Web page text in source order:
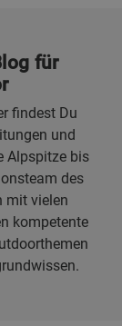
für
findest Du
und
Alpspitze bis
des
mit vielen
kompetente